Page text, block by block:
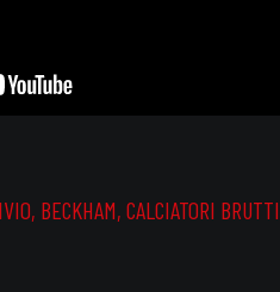
, BECKHAM, CALCIATORI BRUTTI